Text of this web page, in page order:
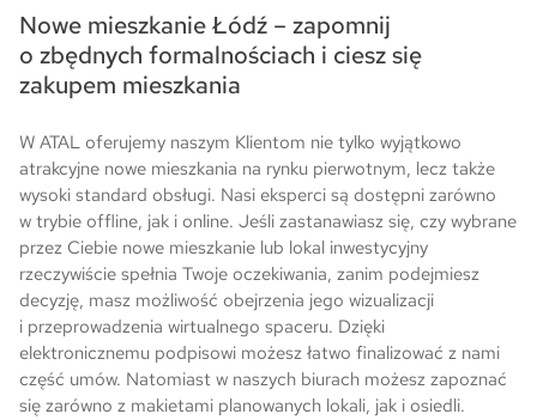
Nowe mieszkanie Łódź – zapomnij
o zbędnych formalnościach i ciesz się
zakupem mieszkania
W ATAL oferujemy naszym Klientom nie tylko wyjątkowo
atrakcyjne nowe mieszkania na rynku pierwotnym, lecz także
wysoki standard obsługi. Nasi eksperci są dostępni zarówno
w trybie offline, jak i online. Jeśli zastanawiasz się, czy wybrane
przez Ciebie nowe mieszkanie lub lokal inwestycyjny
rzeczywiście spełnia Twoje oczekiwania, zanim podejmiesz
decyzję, masz możliwość obejrzenia jego wizualizacji
i przeprowadzenia wirtualnego spaceru. Dzięki
elektronicznemu podpisowi możesz łatwo finalizować z nami
część umów. Natomiast w naszych biurach możesz zapoznać
się zarówno z makietami planowanych lokali, jak i osiedli.